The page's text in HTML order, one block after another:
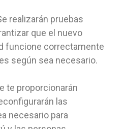
realizarán pruebas
que el nuevo
funcione correctamente
según sea necesario.
te proporcionarán
las
necesario para